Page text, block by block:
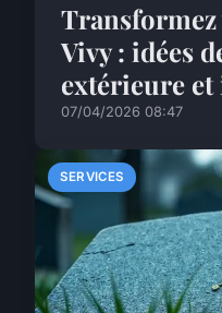
Vivy : idées
extérieure
07/04/2026 08:47
SERVICES